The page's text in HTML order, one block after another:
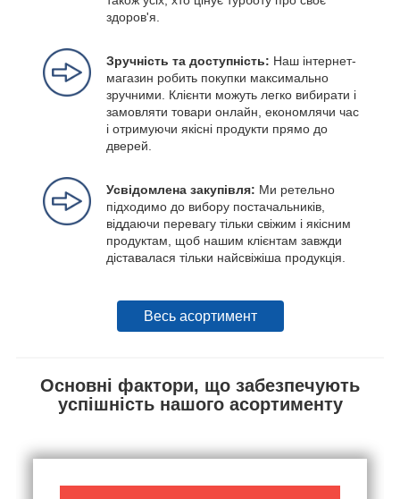
здоров'я.
Зручність та доступність: Наш інтернет-
магазин робить покупки максимально
зручними. Клієнти можуть легко вибирати і
замовляти товари онлайн, економлячи час
і отримуючи якісні продукти прямо до
дверей.
Усвідомлена закупівля: Ми ретельно
підходимо до вибору постачальників,
віддаючи перевагу тільки свіжим і якісним
продуктам, щоб нашим клієнтам завжди
діставалася тільки найсвіжіша продукція.
Весь асортимент
Основні фактори, що забезпечують
успішність нашого асортименту